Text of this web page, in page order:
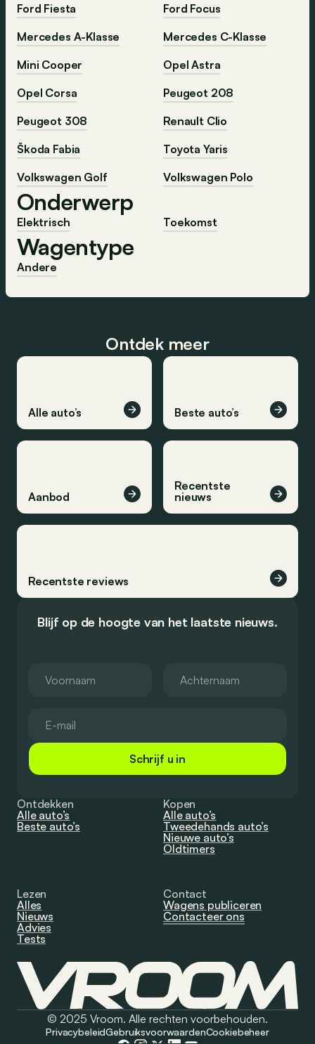
Ford Fiesta
Ford Focus
Mercedes A-Klasse
Mercedes C-Klasse
Mini Cooper
Opel Astra
Opel Corsa
Peugeot 208
Peugeot 308
Renault Clio
Škoda Fabia
Toyota Yaris
Volkswagen Golf
Volkswagen Polo
Onderwerp
Elektrisch Toekomst
Wagentype
Andere
Ontdek meer
Alle auto’s Beste auto’s
Aanbod
Recentste
nieuws
Recentste reviews
Blijf op de hoogte van het laatste nieuws.
Schrijf u in
Ontdekken
Alle auto’s
Beste auto’s
Kopen
Alle auto’s
Tweedehands auto’s
Nieuwe auto’s
Oldtimers
Lezen
Alles
Nieuws
Advies
Tests
Contact
Wagens publiceren
Contacteer ons
© 2025 Vroom. Alle rechten voorbehouden.
PrivacybeleidGebruiksvoorwaardenCookiebeheer